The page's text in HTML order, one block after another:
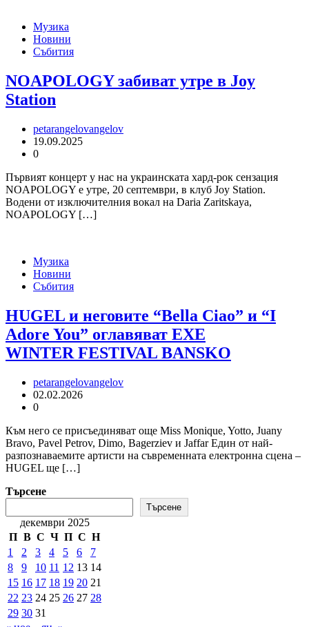
Музика
Новини
Събития
NOAPOLOGY забиват утре в Joy
Station
petarangelovangelov
19.09.2025
0
Първият концерт у нас на украинската хард-рок сензация
NOAPOLOGY е утре, 20 септември, в клуб Joy Station.
Водени от изключителния вокал на Daria Zaritskaya,
NOAPOLOGY […]
Музика
Новини
Събития
HUGEL и неговите “Bella Ciao” и “I
Adore You” оглавяват EXE
WINTER FESTIVAL BANSKO
petarangelovangelov
02.02.2026
0
Към него се присъединяват още Miss Monique, Yotto, Juany
Bravo, Pavel Petrov, Dimo, Bagerziev и Jaffar Един от най-
разпознаваемите артисти на съвременната електронна сцена –
HUGEL ще […]
Търсене
Търсене
декември 2025
П В С Ч П С Н
1
2 3 4 5 6
7
8
9 10 11 12 13 14
15 16 17 18 19 20 21
22 23 24 25 26 27 28
29 30 31